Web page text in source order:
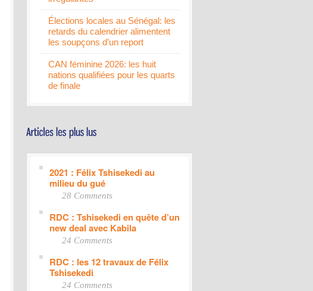
Élections locales au Sénégal: les
retards du calendrier alimentent
les soupçons d’un report
CAN féminine 2026: les huit
nations qualifiées pour les quarts
de finale
2021 : Félix Tshisekedi au
milieu du gué
28 Comments
RDC : Tshisekedi en quête d’un
new deal avec Kabila
24 Comments
RDC : les 12 travaux de Félix
Tshisekedi
24 Comments